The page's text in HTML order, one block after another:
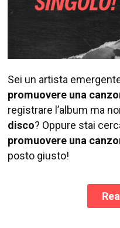
Sei un artista
promuovere una
registrare l’album ma
disco? Oppure stai
promuovere una
posto giusto!